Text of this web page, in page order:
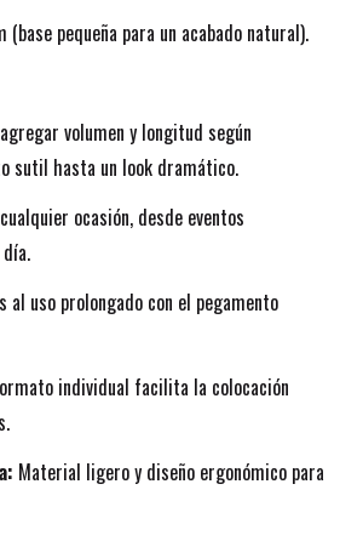
pequeña para un acabado natural).
volumen y longitud según
sutil hasta un look dramático.
ocasión, desde eventos
al uso prolongado con el pegamento
individual facilita la colocación
Material ligero y diseño ergonómico para